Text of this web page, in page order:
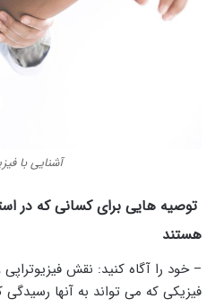
آشنایی با
توصیه هایی برای کسانی که در
هستند
– خود را آگاه کنید: نقش
فیزیکی که می تواند به آنها رسیدگی